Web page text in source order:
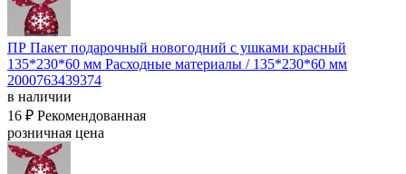
ПР Пакет подарочный новогодний с ушками красный
135*230*60 мм Расходные материалы / 135*230*60 мм
2000763439374
в наличии
16 ₽ Рекомендованная
розничная цена